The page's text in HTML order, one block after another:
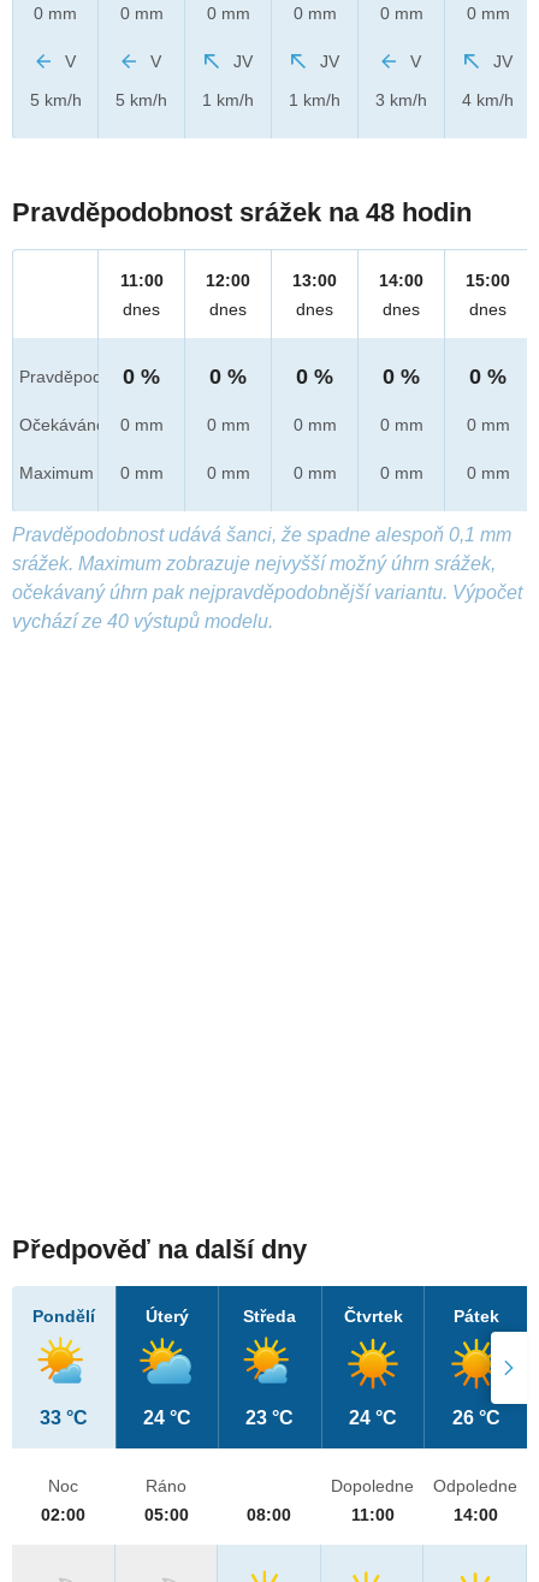
0 mm
V
5 km/h
0 mm
V
5 km/h
0 mm
JV
1 km/h
0 mm
JV
1 km/h
0 mm
V
3 km/h
0 mm
JV
4 km/h
Pravděpodobnost srážek na 48 hodin
Pravděpod.
Očekáváno
Maximum
11:00
dnes
0 %
0 mm
0 mm
12:00
dnes
0 %
0 mm
0 mm
13:00
dnes
0 %
0 mm
0 mm
14:00
dnes
0 %
0 mm
0 mm
15:00
dnes
0 %
0 mm
0 mm
Pravděpodobnost udává šanci, že spadne alespoň 0,1 mm
srážek. Maximum zobrazuje nejvyšší možný úhrn srážek,
očekávaný úhrn pak nejpravděpodobnější variantu. Výpočet
vychází ze 40 výstupů modelu.
Předpověď na další dny
Pondělí
33 °C
Úterý
24 °C
Středa
23 °C
Čtvrtek
24 °C
Pátek
26 °C
Noc
02:00
Ráno
05:00
08:00
Dopoledne
11:00
Odpoledne
14:00